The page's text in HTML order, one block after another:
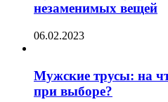
незаменимых вещей
06.02.2023
Мужские трусы: на
при выборе?